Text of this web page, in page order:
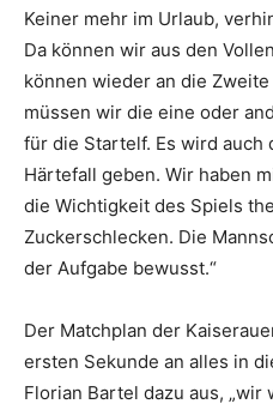
Keiner mehr im Urlaub,
Da können wir aus den
können wieder an die
müssen wir die eine oder
für die Startelf. Es wird auch
Härtefall geben. Wir haben
die Wichtigkeit des Spiels
Zuckerschlecken. Die
der Aufgabe bewusst.“
Der Matchplan der
ersten Sekunde an alles in
Florian Bartel dazu aus,